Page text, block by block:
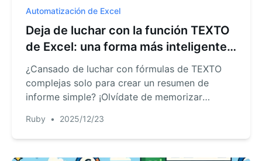
Automatización de Excel
Deja de luchar con la función TEXTO
de Excel: una forma más inteligente
de formatear datos con IA
¿Cansado de luchar con fórmulas de TEXTO
complejas solo para crear un resumen de
informe simple? ¡Olvídate de memorizar
RowSpeak te permite usar inglés sencillo para
combinar fechas, números y texto sin esfuerzo,
Ruby • 2025/12/23